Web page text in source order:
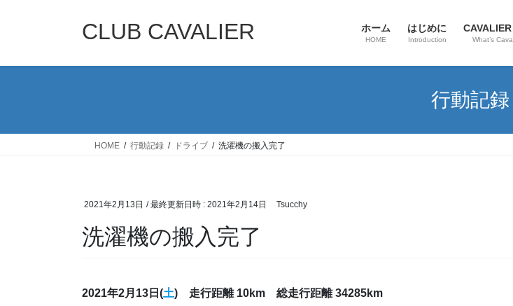
CLUB CAVALIER ホーム
HOME
はじめに
Introduction What’s
行動記録
HOME 行動記録 ドライブ 洗濯機の搬入完了
2021年2月13日 / 最終更新日時 : 2021年2月14日 Tsucchy
洗濯機の搬入完了
2021年2月13日(土) 走行距離 10km 総走行距離 34285km